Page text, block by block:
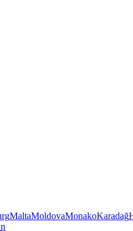
MaltaMoldovaMonakoKaradağ